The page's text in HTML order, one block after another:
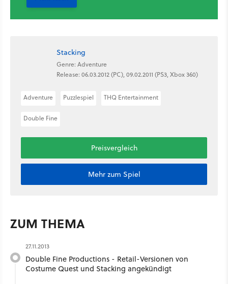
Stacking
Genre: Adventure
Release: 06.03.2012 (PC), 09.02.2011 (PS3, Xbox 360)
Adventure Puzzlespiel THQ Entertainment
Double Fine
Preisvergleich
Mehr zum Spiel
ZUM THEMA
27.11.2013
Double Fine Productions - Retail-Versionen von
Costume Quest und Stacking angekündigt